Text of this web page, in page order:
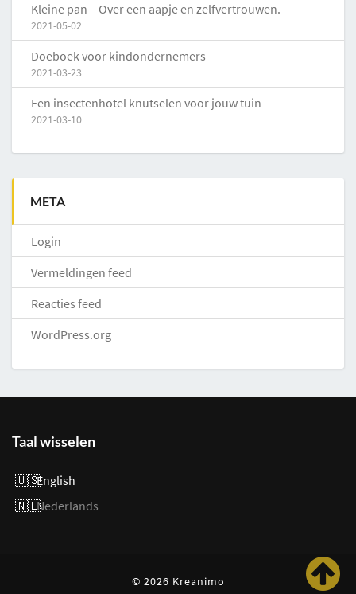
Kleine pan – Over een aapje en zelfvertrouwen.
2021-05-02
Doeboek voor kindondernemers
2021-03-23
Een insectenhotel knutselen voor jouw tuin
2021-03-10
META
Login
Vermeldingen feed
Reacties feed
WordPress.org
Taal wisselen
English
Nederlands
© 2026 Kreanimo